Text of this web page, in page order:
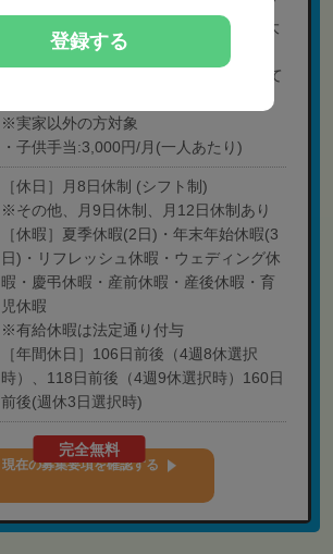
ざいます(支給される場合は5,000円-最大
1万円/月)。
・住宅手当:5,000円/月(勤続年数によって
※実家以外の方対象
・子供手当:3,000円/月(一人あたり)
［休日］月8日休制 (シフト制)
※その他、月9日休制、月12日休制あり
［休暇］夏季休暇(2日)・年末年始休暇(3
日)・リフレッシュ休暇・ウェディング休
暇・慶弔休暇・産前休暇・産後休暇・育
児休暇
※有給休暇は法定通り付与
［年間休日］106日前後（4週8休選択
時）、118日前後（4週9休選択時）160日
前後(週休3日選択時)
完全無料
現在の募集要項を確認する
登録する